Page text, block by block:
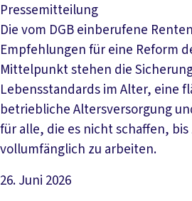
Pressemitteilung
Die vom DGB einberufene
Empfehlungen für eine Reform
Mittelpunkt stehen die
Lebensstandards im Alter, eine
betriebliche Altersversorgung
für alle, die es nicht schaffen,
vollumfänglich zu arbeiten.
26. Juni 2026